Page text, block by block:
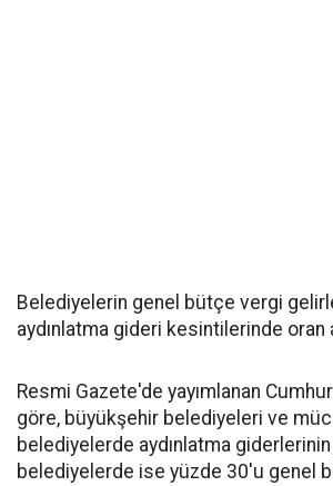
Belediyelerin genel bütçe vergi
aydınlatma gideri kesintilerinde oran
Resmi Gazete'de yayımlanan
göre, büyükşehir belediyeleri ve
belediyelerde aydınlatma
belediyelerde ise yüzde 30'u genel